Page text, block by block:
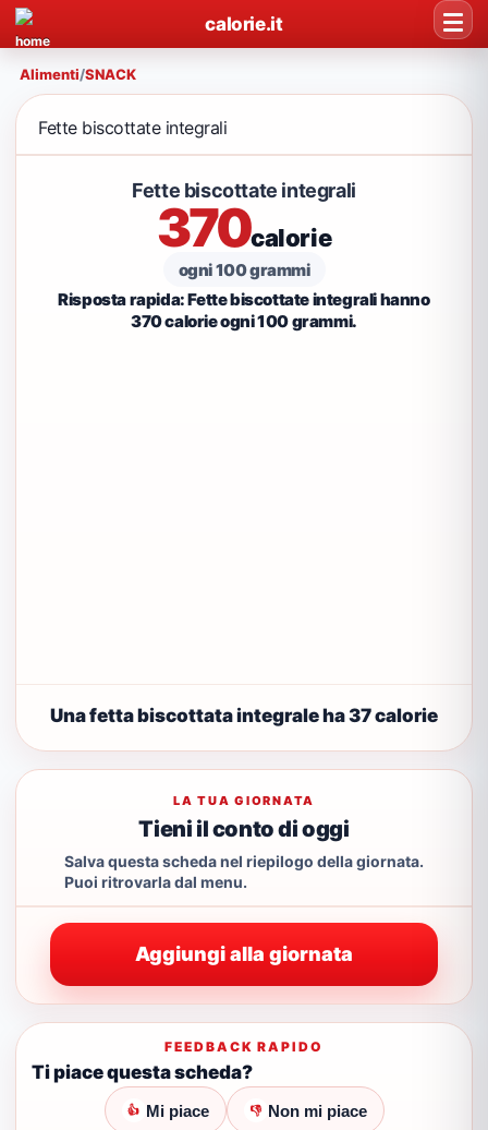
calorie.it
Alimenti/SNACK
Fette biscottate integrali
Fette biscottate integrali
370calorie
ogni 100 grammi
Risposta rapida: Fette biscottate integrali hanno
370 calorie ogni 100 grammi.
Una fetta biscottata integrale ha 37 calorie
LA TUA GIORNATA
Tieni il conto di oggi
Salva questa scheda nel riepilogo della giornata.
Puoi ritrovarla dal menu.
Aggiungi alla giornata
FEEDBACK RAPIDO
Ti piace questa scheda?
👍 Mi piace 👎 Non mi piace